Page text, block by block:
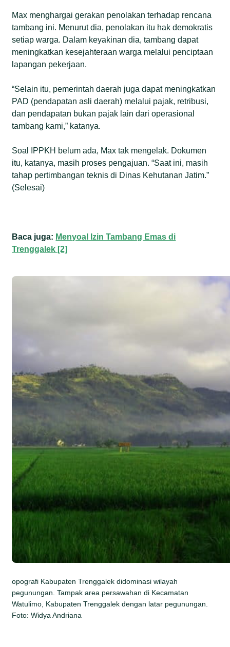
Max menghargai gerakan penolakan terhadap rencana
tambang ini. Menurut dia, penolakan itu hak demokratis
setiap warga. Dalam keyakinan dia, tambang dapat
meningkatkan kesejahteraan warga melalui penciptaan
lapangan pekerjaan.
“Selain itu, pemerintah daerah juga dapat meningkatkan
PAD (pendapatan asli daerah) melalui pajak, retribusi,
dan pendapatan bukan pajak lain dari operasional
tambang kami,” katanya.
Soal IPPKH belum ada, Max tak mengelak. Dokumen
itu, katanya, masih proses pengajuan. “Saat ini, masih
tahap pertimbangan teknis di Dinas Kehutanan Jatim.”
(Selesai)
Baca juga: Menyoal Izin Tambang Emas di
Trenggalek [2]
opografi Kabupaten Trenggalek didominasi wilayah
pegunungan. Tampak area persawahan di Kecamatan
Watulimo, Kabupaten Trenggalek dengan latar pegunungan.
Foto: Widya Andriana